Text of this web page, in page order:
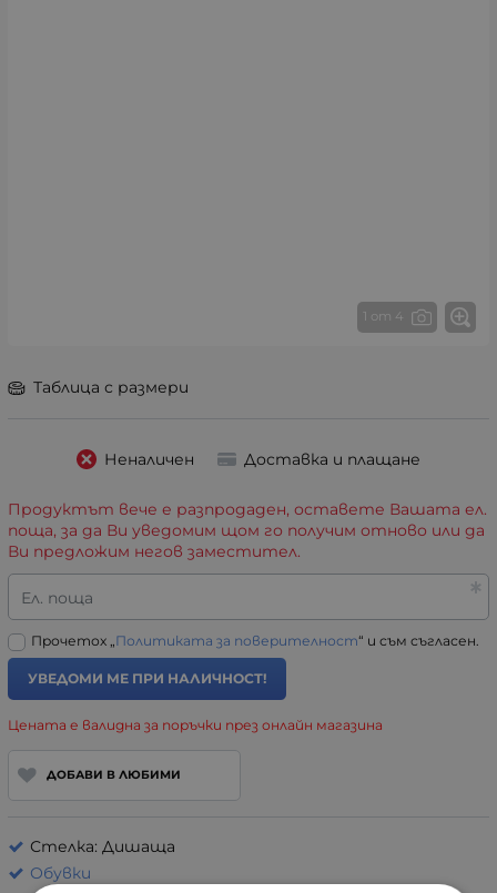
1 от 4
Таблица с размери
Неналичен Доставка и плащане
Продуктът вече е разпродаден, оставете Вашата ел.
поща, за да Ви уведомим щом го получим отново или да
Ви предложим негов заместител.
Ел. поща
Прочетох „Политиката за поверителност“ и съм съгласен.
УВЕДОМИ МЕ ПРИ НАЛИЧНОСТ!
Цената е валидна за поръчки през онлайн магазина
ДОБАВИ В ЛЮБИМИ
Стелка: Дишаща
Обувки